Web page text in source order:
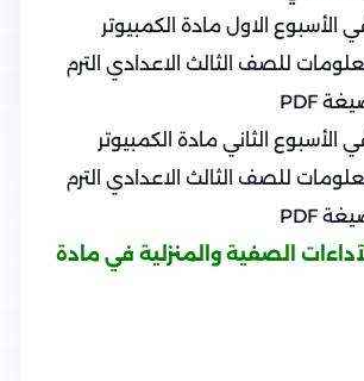
في الأسبوع الاول مادة الكمبيوتر
للصف الثالث الاعدادي الترم
الأسبوع الثاني مادة الكمبيوتر
للصف الثالث الاعدادي الترم
الصفية والمنزلية في مادة